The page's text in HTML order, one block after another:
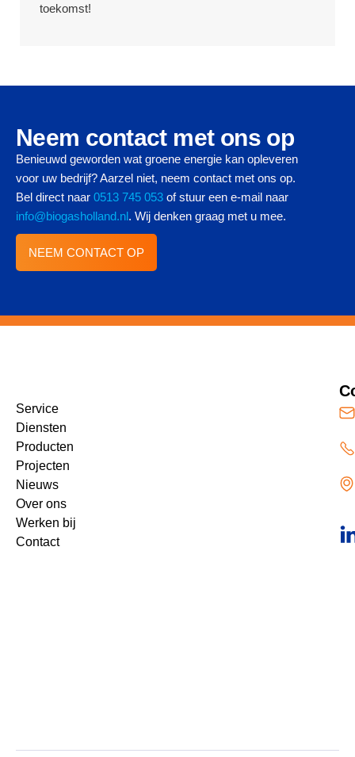
toekomst!
Neem contact met ons op
Benieuwd geworden wat groene energie kan opleveren
voor uw bedrijf? Aarzel niet, neem contact met ons op.
Bel direct naar 0513 745 053 of stuur een e-mail naar
info@biogasholland.nl. Wij denken graag met u mee.
NEEM CONTACT OP
Service
Diensten
Producten
Projecten
Nieuws
Over ons
Werken bij
Contact